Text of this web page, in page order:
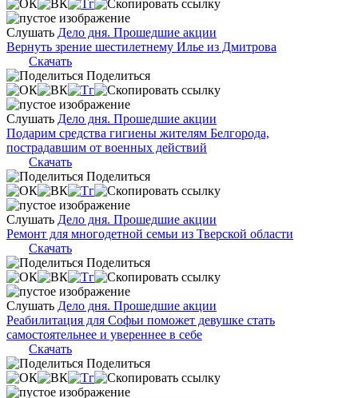
Слушать Дело дня. Прошедшие акции
Вернуть зрение шестилетнему Илье из Дмитрова
Скачать
Поделиться
Слушать Дело дня. Прошедшие акции
Подарим средства гигиены жителям Белгорода,
пострадавшим от военных действий
Скачать
Поделиться
Слушать Дело дня. Прошедшие акции
Ремонт для многодетной семьи из Тверской области
Скачать
Поделиться
Слушать Дело дня. Прошедшие акции
Реабилитация для Софьи поможет девушке стать
самостоятельнее и увереннее в себе
Скачать
Поделиться